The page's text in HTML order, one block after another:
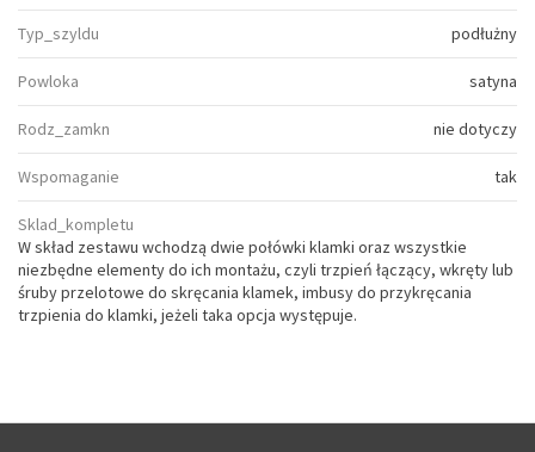
Typ_szyldu podłużny
Powloka satyna
Rodz_zamkn nie dotyczy
Wspomaganie tak
Sklad_kompletu
W skład zestawu wchodzą dwie połówki klamki oraz wszystkie
niezbędne elementy do ich montażu, czyli trzpień łączący, wkręty lub
śruby przelotowe do skręcania klamek, imbusy do przykręcania
trzpienia do klamki, jeżeli taka opcja występuje.